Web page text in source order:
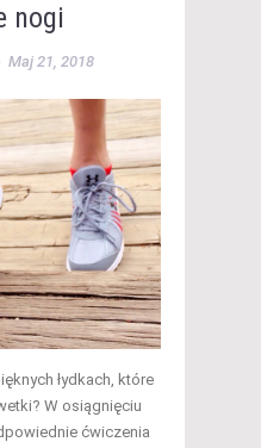
nogi
Maj 21, 2018
łydkach, które
W osiągnięciu
ćwiczenia